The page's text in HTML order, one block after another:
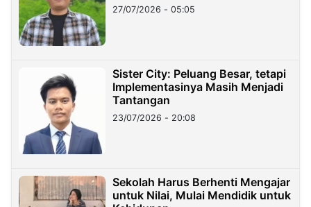
27/07/2026 - 05:05
Sister City: Peluang Besar, tetapi
Implementasinya Masih Menjadi
Tantangan
23/07/2026 - 20:08
Sekolah Harus Berhenti Mengajar
untuk Nilai, Mulai Mendidik untuk